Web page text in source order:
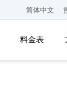
简体中文
料金表